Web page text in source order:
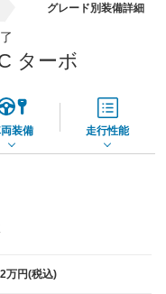
グレード別装備詳細
ターボ
装備 走行性能
万円(税込)